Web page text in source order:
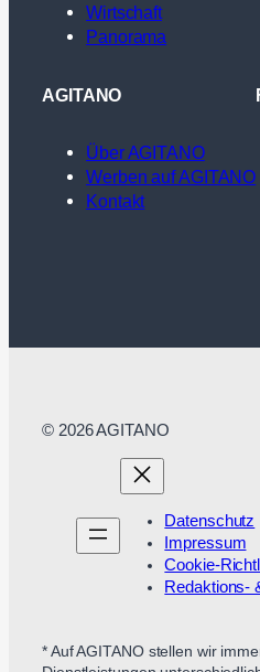
Wirtschaft
Panorama
AGITANO
Über AGITANO
Werben auf AGITANO
Kontakt
© 2026 AGITANO
Datenschutz
Impressum
Cookie-
Redaktions-
* Auf AGITANO stellen wir